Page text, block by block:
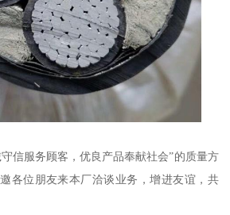
信服务顾客，优良产品奉献社会”的质量方
各位朋友来本厂洽谈业务，增进友谊，共